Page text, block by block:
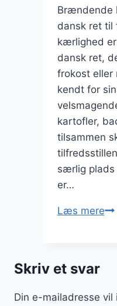
Brændende
dansk ret
kærlighed
dansk ret,
frokost eller
kendt for
kartofler,
tilsammen
særlig plads
er…
Læs mere
Skriv et svar
Din e-mailadresse